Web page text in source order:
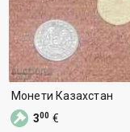
Монети Казахстан
300 €